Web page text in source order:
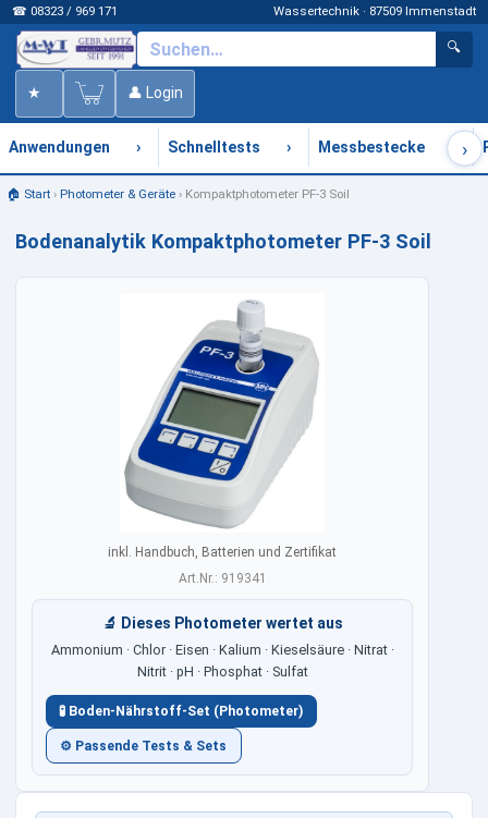
☎ 08323 / 969 171 Wassertechnik · 87509 Immenstadt
🔍
★ 👤 Login
Anwendungen › Schnelltests › Messbestecke ›
🏠 Start› Photometer & Geräte› Kompaktphotometer PF-3 Soil
Bodenanalytik Kompaktphotometer PF-3 Soil
inkl. Handbuch, Batterien und Zertifikat
Art.Nr.: 919341
🔬 Dieses Photometer wertet aus
Ammonium · Chlor · Eisen · Kalium · Kieselsäure · Nitrat ·
Nitrit · pH · Phosphat · Sulfat
🧪 Boden-Nährstoff-Set (Photometer)
⚙ Passende Tests & Sets